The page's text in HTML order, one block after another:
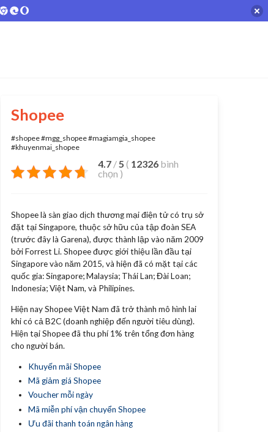
Shopee
#shopee #mgg_shopee #magiamgia_shopee
#khuyenmai_shopee
4.7 /5 ( 12326 bình
chọn )
Shopee là sàn giao dịch thương mại điện tử có trụ sở
đặt tại Singapore, thuộc sở hữu của tập đoàn SEA
(trước đây là Garena), được thành lập vào năm 2009
bởi Forrest Li. Shopee được giới thiệu lần đầu tại
Singapore vào năm 2015, và hiện đã có mặt tại các
quốc gia: Singapore; Malaysia; Thái Lan; Đài Loan;
Indonesia; Việt Nam, và Philipines.
Hiện nay Shopee Việt Nam đã trở thành mô hình lai
khi có cả B2C (doanh nghiệp đến người tiêu dùng).
Hiện tại Shopee đã thu phí 1% trên tổng đơn hàng
cho người bán.
Khuyến mãi Shopee
Mã giảm giá Shopee
Voucher mỗi ngày
Mã miễn phí vận chuyển Shopee
Ưu đãi thanh toán ngân hàng